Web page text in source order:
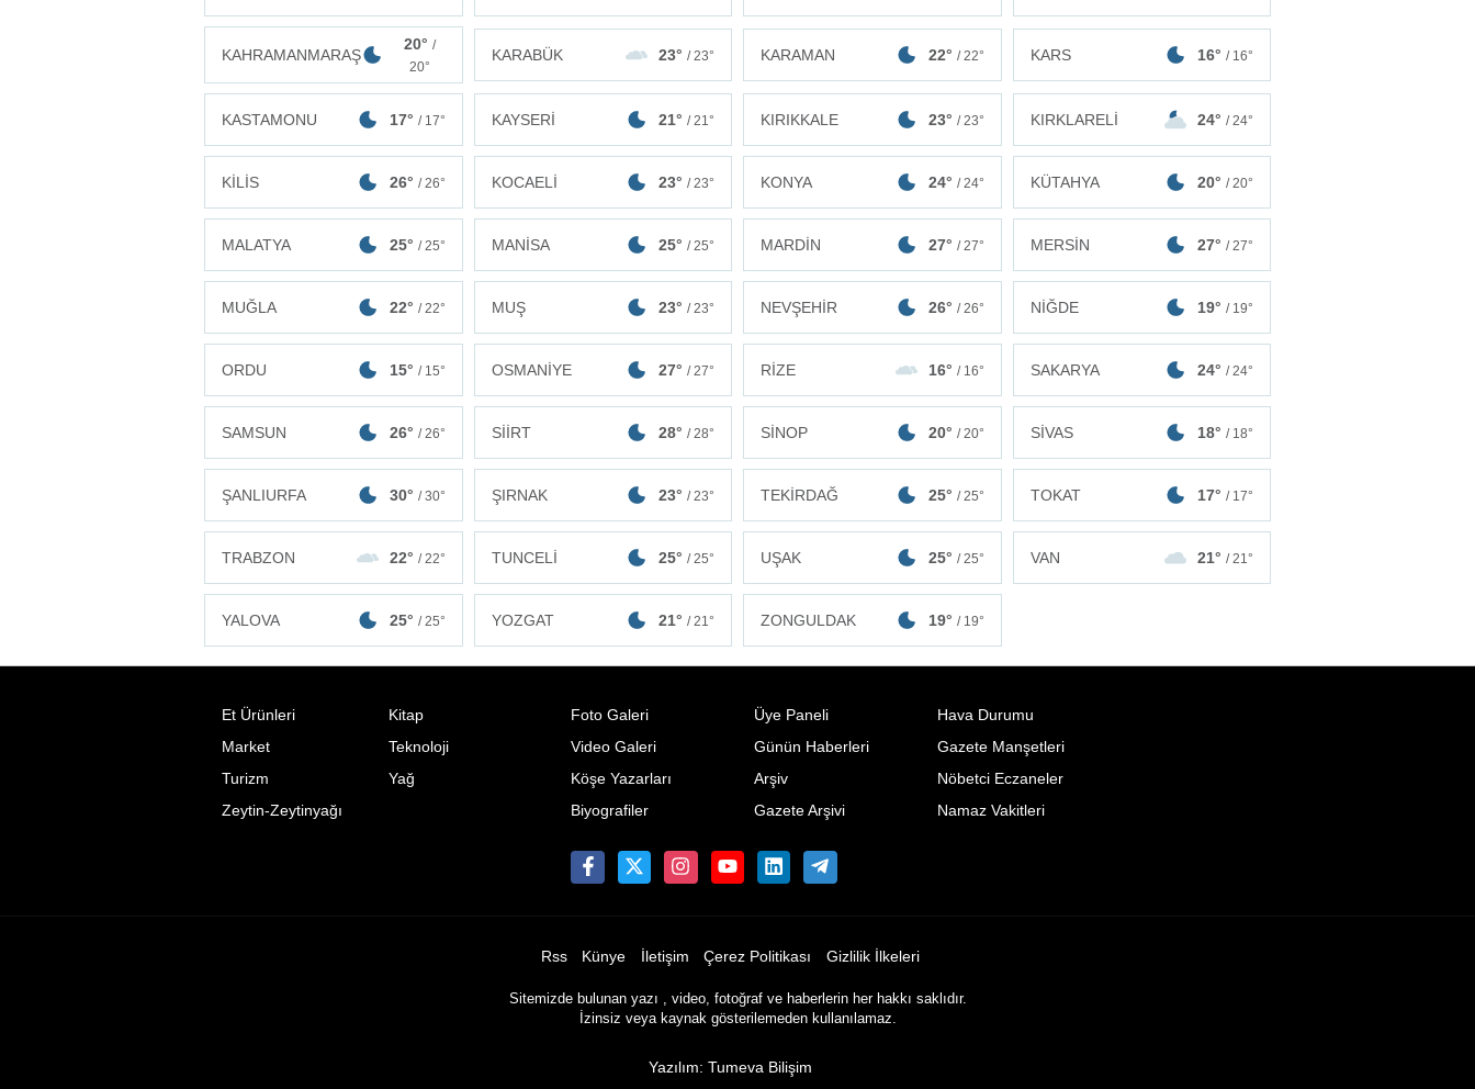
KAHRAMANMARAŞ
20° /
20°
KARABÜK 23° / 23° KARAMAN 22° / 22° KARS 16° / 16°
KASTAMONU 17° / 17° KAYSERİ 21° / 21° KIRIKKALE 23° / 23° KIRKLARELİ 24° / 24°
KİLİS 26° / 26° KOCAELİ 23° / 23° KONYA 24° / 24° KÜTAHYA 20° / 20°
MALATYA 25° / 25° MANİSA 25° / 25° MARDİN 27° / 27° MERSİN 27° / 27°
MUĞLA 22° / 22° MUŞ 23° / 23° NEVŞEHİR 26° / 26° NİĞDE 19° / 19°
ORDU 15° / 15° OSMANİYE 27° / 27° RİZE 16° / 16° SAKARYA 24° / 24°
SAMSUN 26° / 26° SİİRT 28° / 28° SİNOP 20° / 20° SİVAS 18° / 18°
ŞANLIURFA 30° / 30° ŞIRNAK 23° / 23° TEKİRDAĞ 25° / 25° TOKAT 17° / 17°
TRABZON 22° / 22° TUNCELİ 25° / 25° UŞAK 25° / 25° VAN 21° / 21°
YALOVA 25° / 25° YOZGAT 21° / 21° ZONGULDAK 19° / 19°
Et Ürünleri
Kitap
Market
Teknoloji
Turizm
Yağ
Zeytin-Zeytinyağı
Foto Galeri
Video Galeri
Köşe Yazarları
Biyografiler
Üye Paneli
Günün Haberleri
Arşiv
Gazete Arşivi
Hava Durumu
Gazete Manşetleri
Nöbetci Eczaneler
Namaz Vakitleri
Rss Künye İletişim Çerez Politikası Gizlilik İlkeleri
Sitemizde bulunan yazı , video, fotoğraf ve haberlerin her hakkı saklıdır.
İzinsiz veya kaynak gösterilemeden kullanılamaz.
Yazılım: Tumeva Bilişim